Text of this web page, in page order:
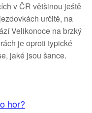
v ČR většinou ještě
určitě, na
Velikonoce na brzký
je oproti typické
jaké jsou šance.
hor?